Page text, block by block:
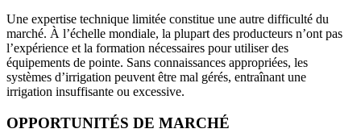
Une expertise technique limitée constitue une autre difficulté du
marché. À l’échelle mondiale, la plupart des producteurs n’ont pas
l’expérience et la formation nécessaires pour utiliser des
équipements de pointe. Sans connaissances appropriées, les
systèmes d’irrigation peuvent être mal gérés, entraînant une
irrigation insuffisante ou excessive.
OPPORTUNITÉS DE MARCHÉ